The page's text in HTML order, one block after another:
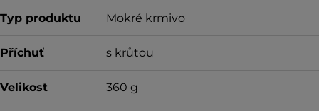
Typ produktu Mokré krmivo
Příchuť s krůtou
Velikost 360 g